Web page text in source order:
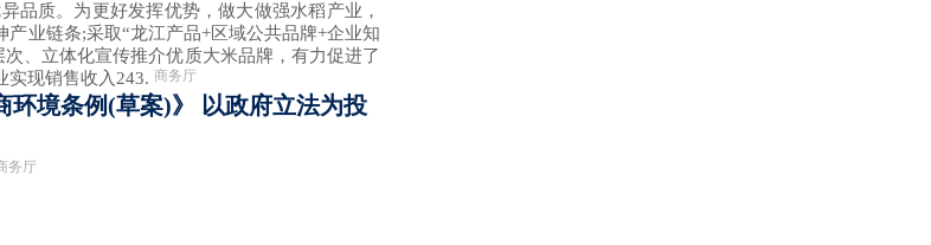
。为更好发挥优势，做大做强水稻产业，
业链条;采取“龙江产品+区域公共品牌+企业知
、立体化宣传推介优质大米品牌，有力促进了
实现销售收入243. 商务厅
环境条例(草案)》 以政府立法为投
务厅